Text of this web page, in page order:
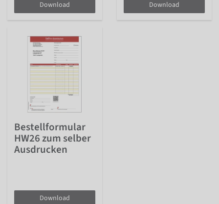
Download Download
Bestellformular
HW26 zum selber
Ausdrucken
Download